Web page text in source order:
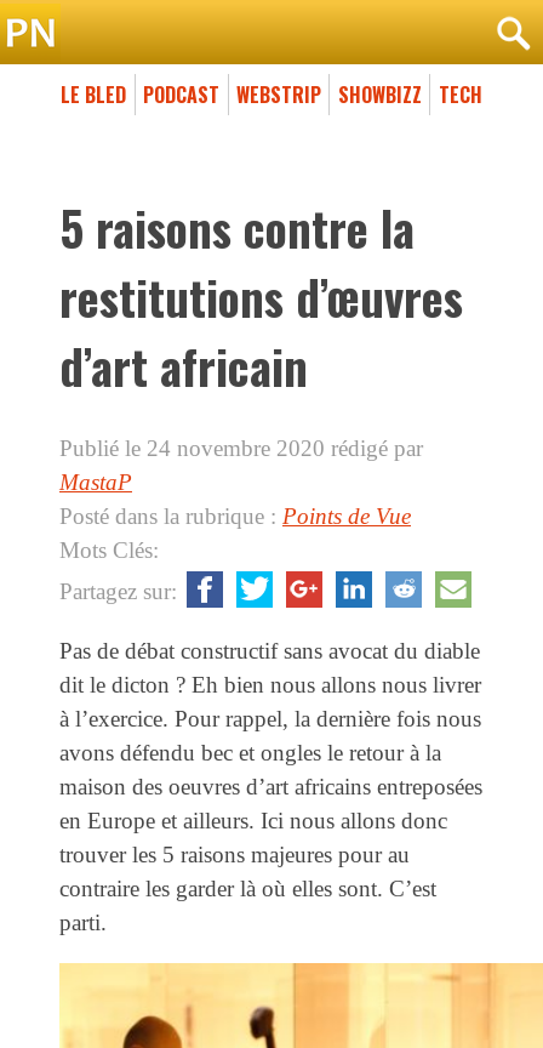
LE BLED PODCAST WEBSTRIP SHOWBIZZ TECH
5 raisons contre la
restitutions d’œuvres
d’art africain
Publié le 24 novembre 2020 rédigé par
MastaP
Posté dans la rubrique : Points de Vue
Mots Clés:
Partagez sur:
Pas de débat constructif sans avocat du diable
dit le dicton ? Eh bien nous allons nous livrer
à l’exercice. Pour rappel, la dernière fois nous
avons défendu bec et ongles le retour à la
maison des oeuvres d’art africains entreposées
en Europe et ailleurs. Ici nous allons donc
trouver les 5 raisons majeures pour au
contraire les garder là où elles sont. C’est
parti.